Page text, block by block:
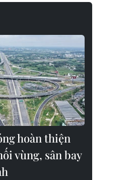
hoàn thiện
vùng, sân bay